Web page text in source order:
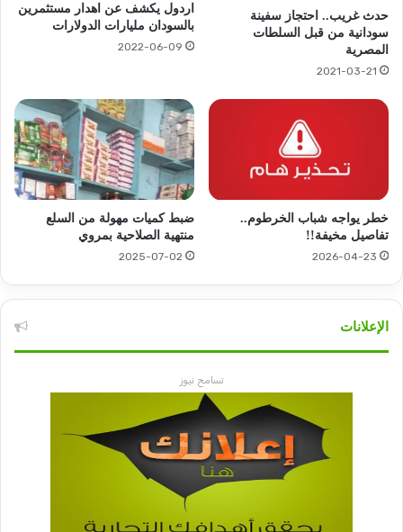
حدث غريب.. احتجاز سفينة
سودانية من قبل السلطات
المصرية
2021-03-21
اردول يكشف عن اهدار مستثمرين
بالسودان مليارات الدولارات
2022-06-09
خطر يواجه شباب الخرطوم..
تفاصيل مخيفة!!
2026-04-23
ضبط كميات مهولة من السلع
منتهية الصلاحية بمروي
2025-07-02
الإعلانات
تسامح نيوز